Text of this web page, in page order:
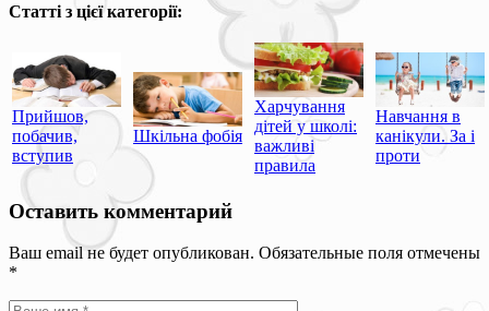
Статті з цієї категорії:
Прийшов,
побачив,
вступив
Шкільна фобія
Харчування
дітей у школі:
важливі
правила
Навчання в
канікули. За і
проти
Оставить комментарий
Ваш email не будет опубликован. Обязательные поля отмечены
*